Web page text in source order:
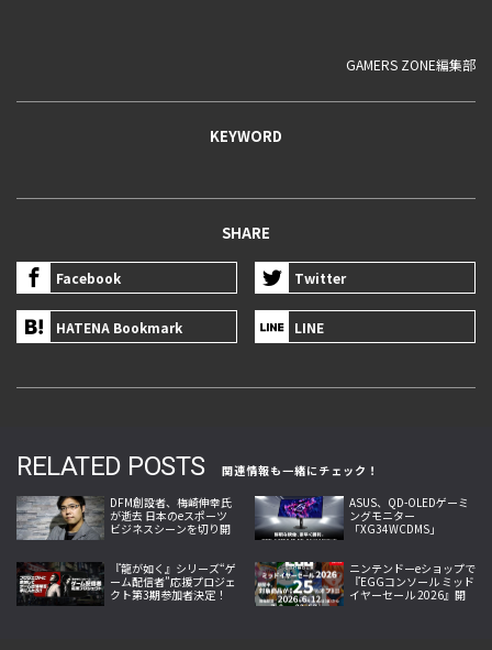
GAMERS ZONE編集部
KEYWORD
SHARE
Facebook Twitter
HATENA Bookmark LINE
RELATED POSTS
関連情報も一緒にチェック！
DFM創設者、梅崎伸幸氏
が逝去 日本のeスポーツ
ビジネスシーンを切り開
ASUS、QD-OLEDゲーミ
ングモニター
「XG34WCDMS」
『龍が如く』シリーズ“ゲ
ーム配信者”応援プロジェ
クト第3期参加者決定！
ニンテンドーeショップで
『EGGコンソール ミッド
イヤーセール 2026』開